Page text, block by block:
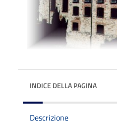
INDICE DELLA PAGINA
Descrizione